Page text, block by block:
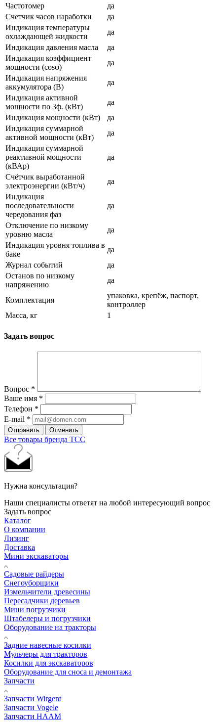
Частотомер
да
Счетчик часов наработки
да
Индикация температуры
охлаждающей жидкости
да
Индикация давления масла
да
Индикация коэффициент
мощности (cosφ)
да
Индикация напряжения
аккумулятора (В)
да
Индикация активной
мощности по 3ф. (кВт)
да
Индикация мощности (кВт)
да
Индикация суммарной
активной мощности (кВт)
да
Индикация суммарной
реактивной мощности
(кВАр)
да
Счётчик выработанной
электроэнергии (кВт/ч)
да
Индикация
последовательности
чередования фаз
да
Отключение по низкому
уровню масла
да
Индикация уровня топлива в
баке
да
Журнал событий
да
Останов по низкому
напряжению
да
Комплектация
упаковка, крепёж, паспорт,
контроллер
Масса, кг
1
Задать вопрос
Вопрос *
Ваше имя *
Телефон *
E-mail *
Отправить Отменить
Все товары бренда ТСС
Нужна консультация?
Наши специалисты ответят на любой интересующий вопрос
Задать вопрос
Каталог
О компании
Лизинг
Доставка
Мини экскаваторы
Садовые райдеры
Снегоуборщики
Измельчители древесины
Пересадчики деревьев
Мини погрузчики
Штабелеры и погрузчики
Оборудование на тракторы
Задние навесные косилки
Мульчеры для тракторов
Косилки для экскаваторов
Оборудование для сноса и демонтажа
Запчасти
Запчасти Wirgent
Запчасти Vogele
Запчасти HAAM